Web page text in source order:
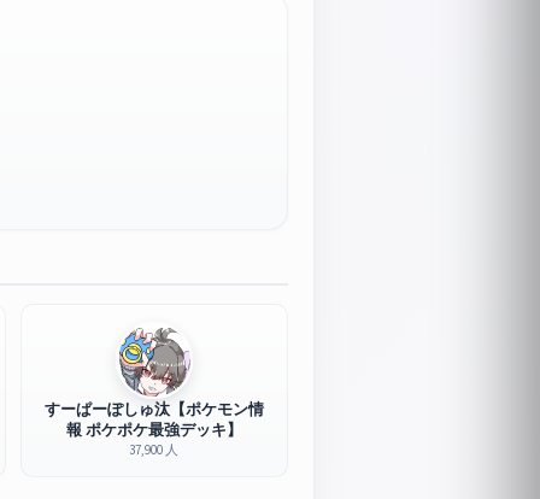
すーぱーぽしゅ汰【ポケモン情
報 ポケポケ最強デッキ】
37,900 人